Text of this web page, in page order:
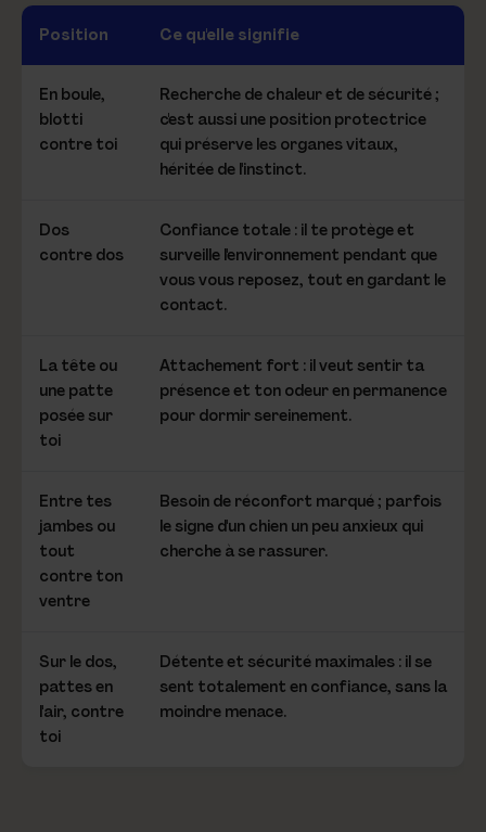
Position Ce qu'elle signifie
En boule,
blotti
contre toi
Recherche de chaleur et de sécurité ;
c'est aussi une position protectrice
qui préserve les organes vitaux,
héritée de l'instinct.
Dos
contre dos
Confiance totale : il te protège et
surveille l'environnement pendant que
vous vous reposez, tout en gardant le
contact.
La tête ou
une patte
posée sur
toi
Attachement fort : il veut sentir ta
présence et ton odeur en permanence
pour dormir sereinement.
Entre tes
jambes ou
tout
contre ton
ventre
Besoin de réconfort marqué ; parfois
le signe d'un chien un peu anxieux qui
cherche à se rassurer.
Sur le dos,
pattes en
l'air, contre
toi
Détente et sécurité maximales : il se
sent totalement en confiance, sans la
moindre menace.